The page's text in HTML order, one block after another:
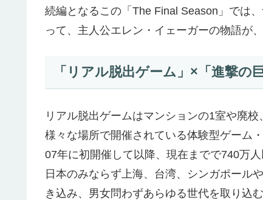
続編となるこの「The Final Season」では
って、主人公エレン・イェーガーの物語が
「リアル脱出ゲーム」×「進撃
リアル脱出ゲームはマンションの1室や廃
様々な場所で開催されている体験型ゲーム・
07年に初開催して以降、現在までで740万人
日本のみならず上海、台湾、シンガポール
き込み、男女問わずあらゆる世代を取り込